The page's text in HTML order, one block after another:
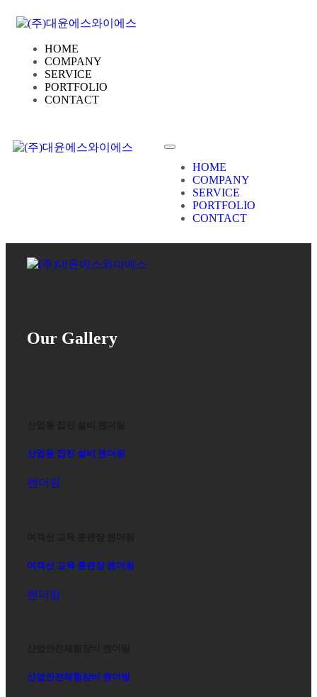
HOME
COMPANY
SERVICE
PORTFOLIO
CONTACT
HOME
COMPANY
SERVICE
PORTFOLIO
CONTACT
Our Gallery
산업용 집진 설비 렌더링
렌더링
여객선 교육 훈련장 렌더링
렌더링
산업안전체험장비 렌더링